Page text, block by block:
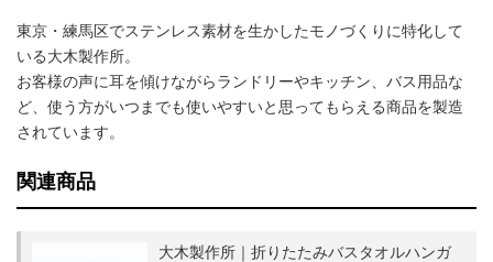
東京・練馬区でステンレス素材を生かしたモノづくりに特化して
いる大木製作所。
お客様の声に耳を傾けながらランドリーやキッチン、バス用品な
ど、使う方がいつまでも使いやすいと思ってもらえる商品を製造
されています。
関連商品
大木製作所｜折りたたみバスタオルハンガ